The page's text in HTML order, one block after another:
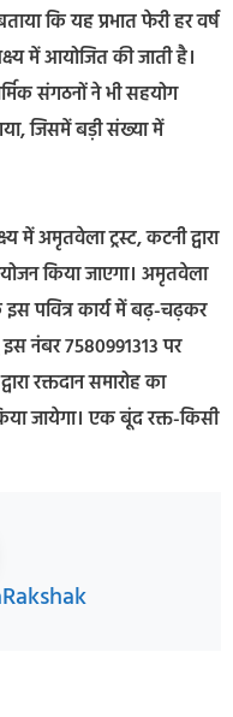
कि यह प्रभात फेरी हर वर्ष
में आयोजित की जाती है।
संगठनों ने भी सहयोग
जिसमें बड़ी संख्या में
अमृतवेला ट्रस्ट, कटनी द्वारा
किया जाएगा। अमृतवेला
पवित्र कार्य में बढ़-चढ़कर
नंबर 7580991313 पर
रक्तदान समारोह का
जायेगा। एक बूंद रक्त-किसी